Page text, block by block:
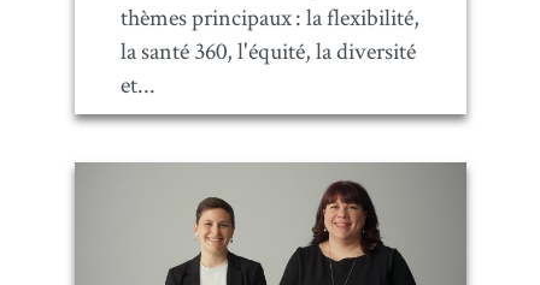
thèmes principaux : la flexibilité,
la santé 360, l'équité, la diversité
et...